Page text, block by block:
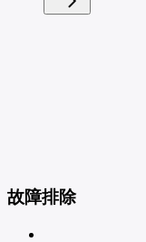
故障排除